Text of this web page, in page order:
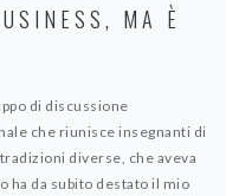
MA È
di discussione
che riunisce insegnanti di
diverse, che aveva
ha da subito destato il mio